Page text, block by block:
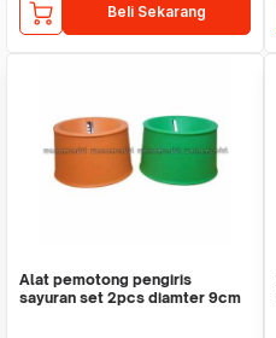
Beli Sekarang
Alat pemotong pengiris
sayuran set 2pcs diamter 9cm